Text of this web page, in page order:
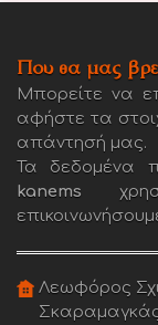
Που θα μας
Μπορείτε να
αφήστε τα
απάντησή μας.
Τα δεδομένα
kanems
Λεωφόρος
Σκαραμαγκάς